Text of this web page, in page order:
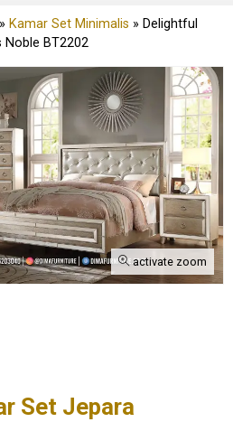
» Kamar Set Minimalis » Delightful
Noble BT2202
activate zoom
Set Jepara